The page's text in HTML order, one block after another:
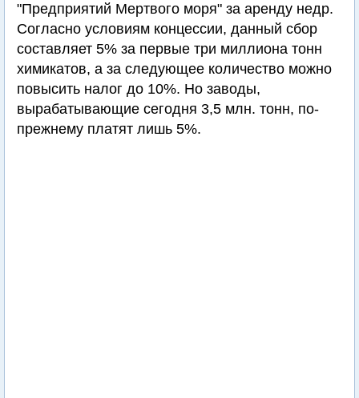
"Предприятий Мертвого моря" за аренду недр.
Согласно условиям концессии, данный сбор
составляет 5% за первые три миллиона тонн
химикатов, а за следующее количество можно
повысить налог до 10%. Но заводы,
вырабатывающие сегодня 3,5 млн. тонн, по-
прежнему платят лишь 5%.